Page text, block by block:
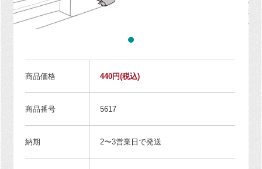
商品価格 440円(税込)
商品番号 5617
納期 2〜3営業日で発送